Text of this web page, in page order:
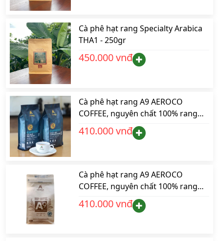
Cà phê hạt rang Specialty Arabica
THA1 - 250gr
450.000 vnđ
Cà phê hạt rang A9 AEROCO
COFFEE, nguyên chất 100% rang
mộc hậu vị ngọt thơm quyến rũ,
gói 500gr pha máy
410.000 vnđ
Cà phê hạt rang A9 AEROCO
COFFEE, nguyên chất 100% rang
mộc hậu vị ngọt thơm quyến rũ,
gói 500gr pha phin
410.000 vnđ